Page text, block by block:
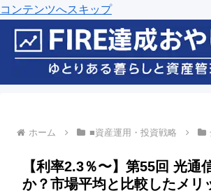
コンテンツへスキップ
ホーム ■資産運用・投資戦略
【利率2.3％〜】第55回 光通
か？市場平均と比較したメリ